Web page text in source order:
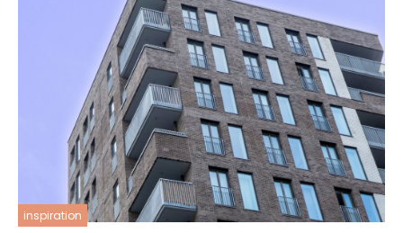
inspiration